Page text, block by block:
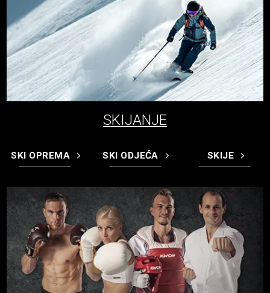
SKIJANJE
SKI OPREMA SKI ODJEĆA SKIJE